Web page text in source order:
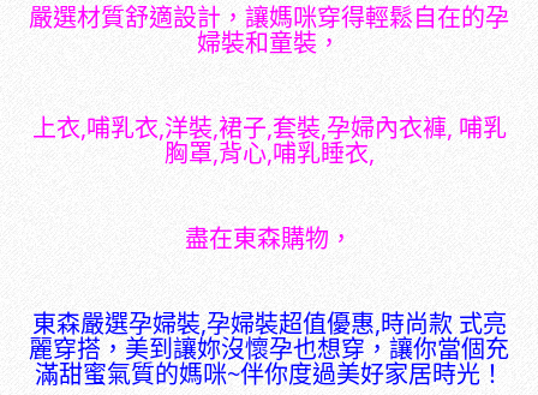
嚴選材質舒適設計，讓媽咪穿得輕鬆自在的孕
婦裝和童裝，
上衣,哺乳衣,洋裝,裙子,套裝,孕婦內衣褲, 哺乳
胸罩,背心,哺乳睡衣,
盡在東森購物，
東森嚴選孕婦裝,孕婦裝超值優惠,時尚款 式亮
麗穿搭，美到讓妳沒懷孕也想穿，讓你當個充
滿甜蜜氣質的媽咪~伴你度過美好家居時光！